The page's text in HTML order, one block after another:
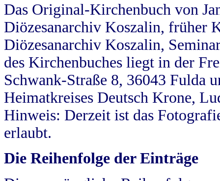
Das Original-Kirchenbuch von
Diözesanarchiv Koszalin, früher
Diözesanarchiv Koszalin,
des Kirchenbuches liegt in der
Schwank-Straße 8, 36043 Fulda
Heimatkreises Deutsch Krone,
Hinweis: Derzeit ist das
erlaubt.
Die Reihenfolge der Einträge